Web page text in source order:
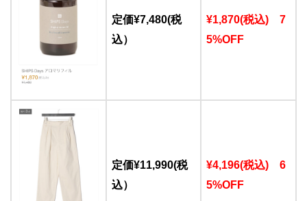
定価¥7,480(税
込）
¥1,870(税込) 7
5%OFF
定価¥11,990(税
込）
¥4,196(税込) 6
5%OFF